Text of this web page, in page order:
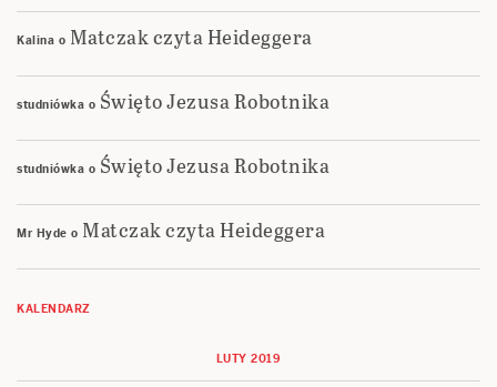
Kalina o Matczak czyta Heideggera
studniówka o Święto Jezusa Robotnika
studniówka o Święto Jezusa Robotnika
Mr Hyde o Matczak czyta Heideggera
KALENDARZ
LUTY 2019